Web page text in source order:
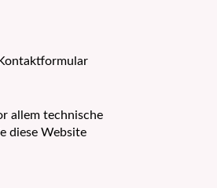
allem technische
diese Website